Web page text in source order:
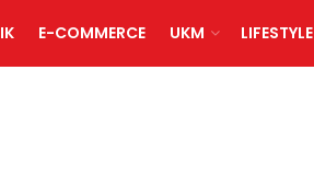
E-COMMERCE UKM LIFESTYLE